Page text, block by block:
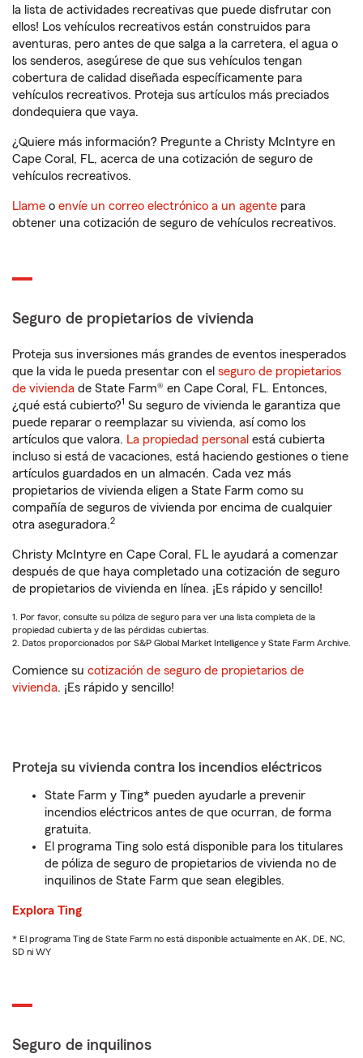
la lista de actividades recreativas que puede disfrutar con
ellos! Los vehículos recreativos están construidos para
aventuras, pero antes de que salga a la carretera, el agua o
los senderos, asegúrese de que sus vehículos tengan
cobertura de calidad diseñada específicamente para
vehículos recreativos. Proteja sus artículos más preciados
dondequiera que vaya.
¿Quiere más información? Pregunte a Christy McIntyre en
Cape Coral, FL, acerca de una cotización de seguro de
vehículos recreativos.
Llame o envíe un correo electrónico a un agente para
obtener una cotización de seguro de vehículos recreativos.
Seguro de propietarios de vivienda
Proteja sus inversiones más grandes de eventos inesperados
que la vida le pueda presentar con el seguro de propietarios
de vivienda de State Farm® en Cape Coral, FL. Entonces,
¿qué está cubierto?1 Su seguro de vivienda le garantiza que
puede reparar o reemplazar su vivienda, así como los
artículos que valora. La propiedad personal está cubierta
incluso si está de vacaciones, está haciendo gestiones o tiene
artículos guardados en un almacén. Cada vez más
propietarios de vivienda eligen a State Farm como su
compañía de seguros de vivienda por encima de cualquier
otra aseguradora.2
Christy McIntyre en Cape Coral, FL le ayudará a comenzar
después de que haya completado una cotización de seguro
de propietarios de vivienda en línea. ¡Es rápido y sencillo!
1. Por favor, consulte su póliza de seguro para ver una lista completa de la
propiedad cubierta y de las pérdidas cubiertas.
2. Datos proporcionados por S&P Global Market Intelligence y State Farm Archive.
Comience su cotización de seguro de propietarios de
vivienda. ¡Es rápido y sencillo!
Proteja su vivienda contra los incendios eléctricos
State Farm y Ting* pueden ayudarle a prevenir
incendios eléctricos antes de que ocurran, de forma
gratuita.
El programa Ting solo está disponible para los titulares
de póliza de seguro de propietarios de vivienda no de
inquilinos de State Farm que sean elegibles.
Explora Ting
* El programa Ting de State Farm no está disponible actualmente en AK, DE, NC,
SD ni WY
Seguro de inquilinos